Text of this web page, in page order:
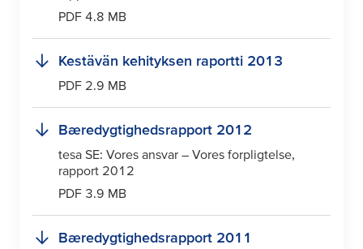
PDF 4.8 MB
Kestävän kehityksen raportti 2013
PDF 2.9 MB
Bæredygtighedsrapport 2012
tesa SE: Vores ansvar – Vores forpligtelse,
rapport 2012
PDF 3.9 MB
Bæredygtighedsrapport 2011